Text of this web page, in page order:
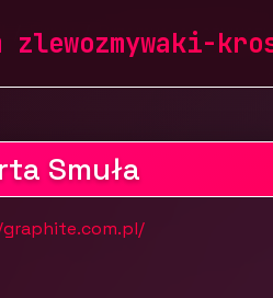
zlewozmywaki-
Firmy Przemysł spożywczy
Smuła